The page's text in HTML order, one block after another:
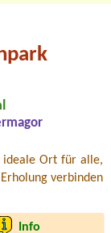
ideale Ort für alle,
verbinden
Info